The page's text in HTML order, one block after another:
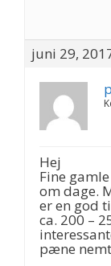
juni 29,
Hej
Fine
om dage.
er en god
ca. 200 –
pæne